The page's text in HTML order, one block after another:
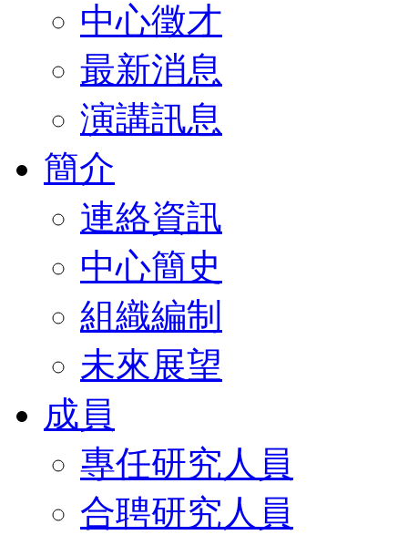
中心徵才
最新消息
演講訊息
簡介
連絡資訊
中心簡史
組織編制
未來展望
成員
專任研究人員
合聘研究人員